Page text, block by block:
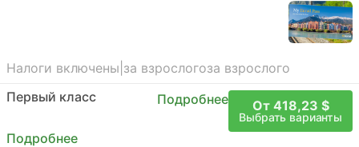
Налоги включены за взрослогоза взрослого
Первый класс
Подробнее От 418,23 $
Выбрать варианты
Подробнее